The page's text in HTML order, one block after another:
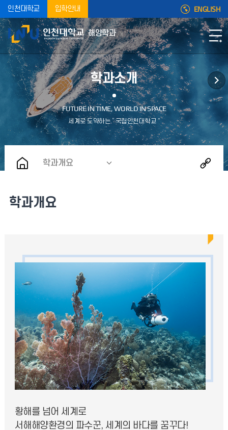
인천대학교 입학안내 ENGLISH
해양학과
학과소개
학과개요
학과개요
황해를 넘어 세계로
서해해양환경의 파수꾼, 세계의 바다를 꿈꾸다!